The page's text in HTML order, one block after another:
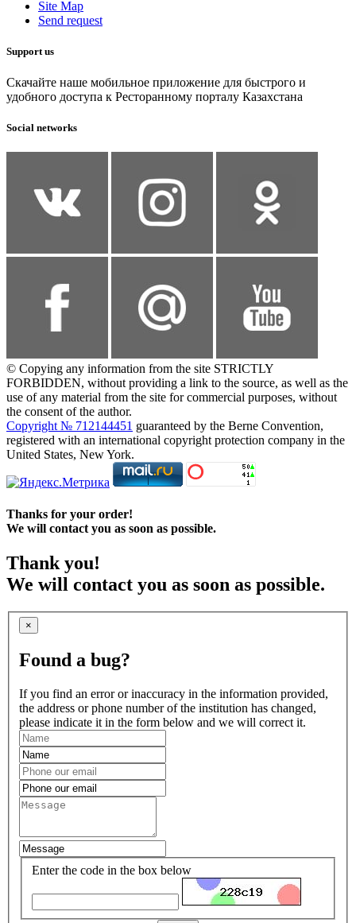
Site Map
Send request
Support us
Скачайте наше мобильное приложение для быстрого и
удобного доступа к Ресторанному порталу Казахстана
Social networks
© Copying any information from the site STRICTLY
FORBIDDEN, without providing a link to the source, as well as the
use of any material from the site for commercial purposes, without
the consent of the author.
Copyright № 712144451 guaranteed by the Berne Convention,
registered with an international copyright protection company in the
United States, New York.
Thanks for your order!
We will contact you as soon as possible.
Thank you!
We will contact you as soon as possible.
×
Found a bug?
If you find an error or inaccuracy in the information provided,
the address or phone number of the institution has changed,
please indicate it in the form below and we will correct it.
Enter the code in the box below